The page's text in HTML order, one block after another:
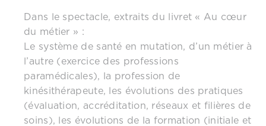
Dans le spectacle, extraits du livret « Au cœur
du métier » :
Le système de santé en mutation, d’un métier à
l’autre (exercice des professions
paramédicales), la profession de
kinésithérapeute, les évolutions des pratiques
(évaluation, accréditation, réseaux et filières de
soins), les évolutions de la formation (initiale et